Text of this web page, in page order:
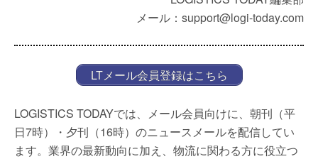
メール：support@logi-today.com
LTメール会員登録はこちら
LOGISTICS TODAYでは、メール会員向けに、朝刊（平
日7時）・夕刊（16時）のニュースメールを配信してい
ます。業界の最新動向に加え、物流に関わる方に役立つ